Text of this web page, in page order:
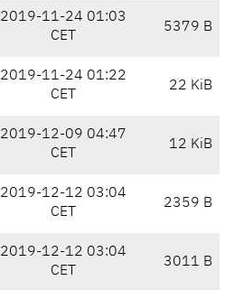
2019-11-24 01:03
CET
5379 B
2019-11-24 01:22
CET
22 KiB
2019-12-09 04:47
CET
12 KiB
2019-12-12 03:04
CET
2359 B
2019-12-12 03:04
CET
3011 B